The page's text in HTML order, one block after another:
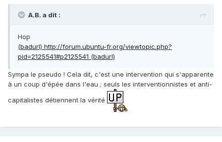
A.B. a dit :
Hop
(badurl) http://forum.ubuntu-fr.org/viewtopic.php?
pid=2125541#p2125541 (badurl)
Sympa le pseudo ! Cela dit, c'est une intervention qui s'apparente
à un coup d'épée dans l'eau ; seuls les interventionnistes et anti-
capitalistes détiennent la vérité